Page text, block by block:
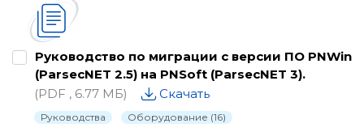
Руководство по миграции с версии ПО PNWin
(ParsecNET 2.5) на PNSoft (ParsecNET 3).
(PDF , 6.77 МБ)
Скачать
Руководства Оборудование (16)